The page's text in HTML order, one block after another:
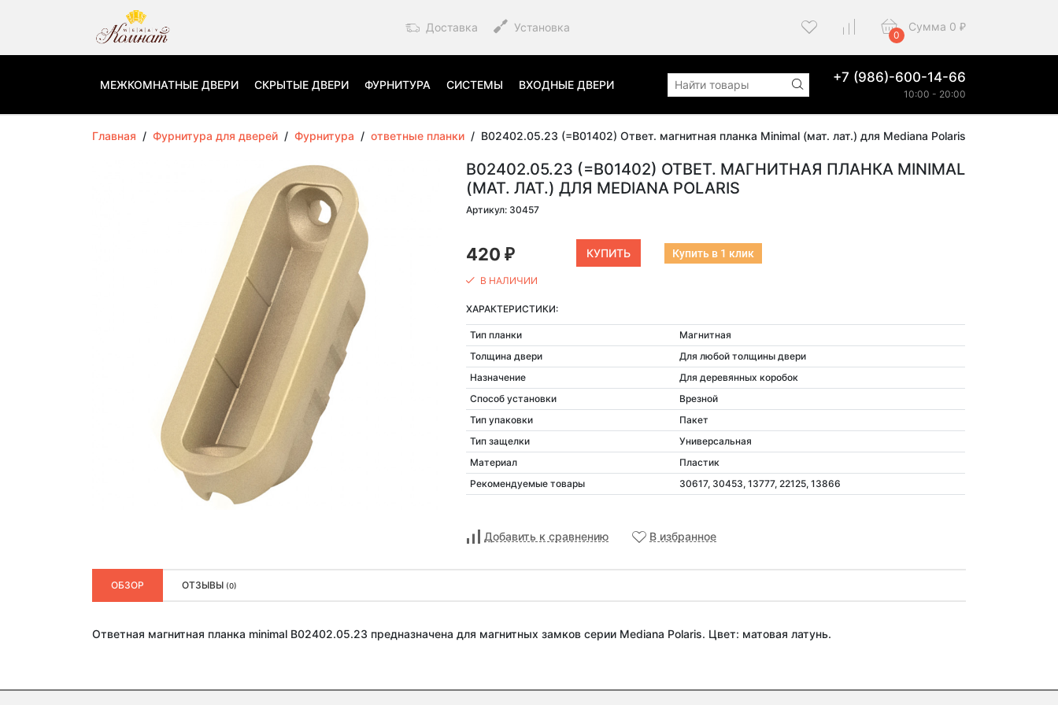
Доставка Установка
0
Сумма 0 ₽
МЕЖКОМНАТНЫЕ ДВЕРИ СКРЫТЫЕ ДВЕРИ ФУРНИТУРА СИСТЕМЫ ВХОДНЫЕ ДВЕРИ +7 (986)-600-14-66
10:00 - 20:00
Главная / Фурнитура для дверей / Фурнитура / ответные планки / B02402.05.23 (=B01402) Ответ. магнитная планка Minimal (мат. лат.) для Mediana Polaris
B02402.05.23 (=B01402) ОТВЕТ. МАГНИТНАЯ ПЛАНКА MINIMAL
(МАТ. ЛАТ.) ДЛЯ MEDIANA POLARIS
Артикул: 30457
420 ₽ Купить в 1 клик
В НАЛИЧИИ
ХАРАКТЕРИСТИКИ:
Тип планки
Магнитная
Толщина двери
Для любой толщины двери
Назначение
Для деревянных коробок
Способ установки
Врезной
Тип упаковки
Пакет
Тип защелки
Универсальная
Материал
Пластик
Рекомендуемые товары
30617, 30453, 13777, 22125, 13866
Добавить к сравнению В избранное
ОБЗОР ОТЗЫВЫ (0)
Ответная магнитная планка minimal B02402.05.23 предназначена для магнитных замков серии Mediana Polaris. Цвет: матовая латунь.